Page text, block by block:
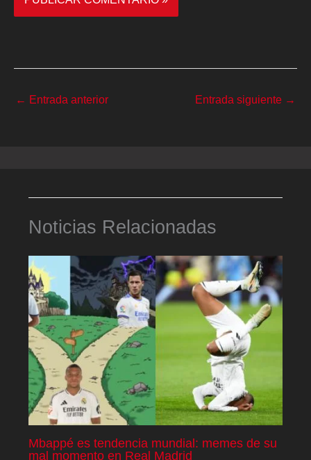
← Entrada anterior Entrada siguiente →
Noticias Relacionadas
Mbappé es tendencia mundial: memes de su
mal momento en Real Madrid